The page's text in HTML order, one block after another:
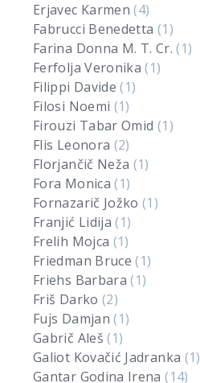
Erjavec Karmen(4)
Fabrucci Benedetta (1)
Farina Donna M. T. Cr.(1)
Ferfolja Veronika(1)
Filippi Davide(1)
Filosi Noemi (1)
Firouzi Tabar Omid (1)
Flis Leonora (2)
Florjančič Neža (1)
Fora Monica(1)
Fornazarič Jožko(1)
Franjić Lidija(1)
Frelih Mojca (1)
Friedman Bruce(1)
Friehs Barbara(1)
Friš Darko (2)
Fujs Damjan(1)
Gabrič Aleš(1)
Galiot Kovačić Jadranka (1)
Gantar Godina Irena(14)